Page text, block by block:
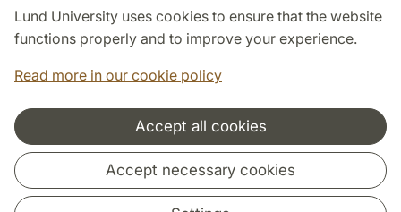
Lund University uses cookies to ensure that the website
functions properly and to improve your experience.
Read more in our cookie policy
Accept all cookies
Accept necessary cookies
Follow us in social media
Cooperation and network